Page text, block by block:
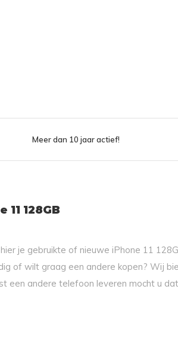
Meer dan 10 jaar actief!
11 128GB
je gebruikte of nieuwe iPhone 11
of wilt graag een andere kopen? Wij
een andere telefoon leveren mocht u